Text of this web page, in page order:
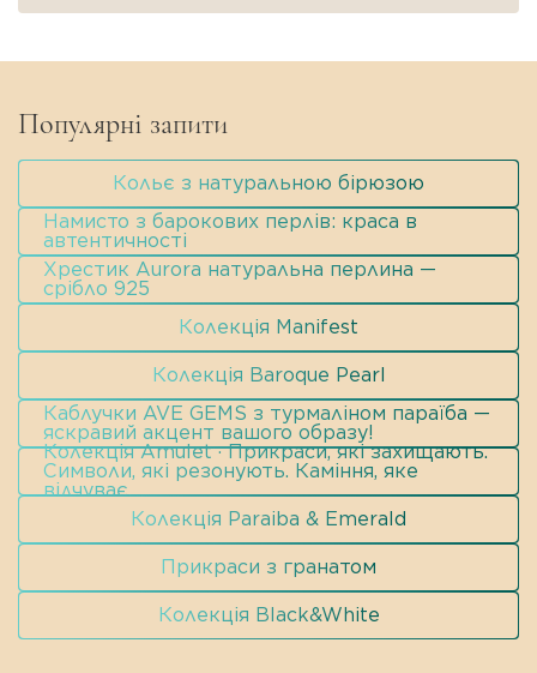
Популярні запити
Кольє з натуральною бірюзою
Намисто з барокових перлів: краса в
автентичності
Хрестик Aurora натуральна перлина —
срібло 925
Колекція Manifest
Колекція Baroque Pearl
Каблучки AVE GEMS з турмаліном параїба —
яскравий акцент вашого образу!
Колекція Amulet · Прикраси, які захищають.
Символи, які резонують. Каміння, яке
відчуває.
Колекція Paraiba & Emerald
Прикраси з гранатом
Колекція Black&White